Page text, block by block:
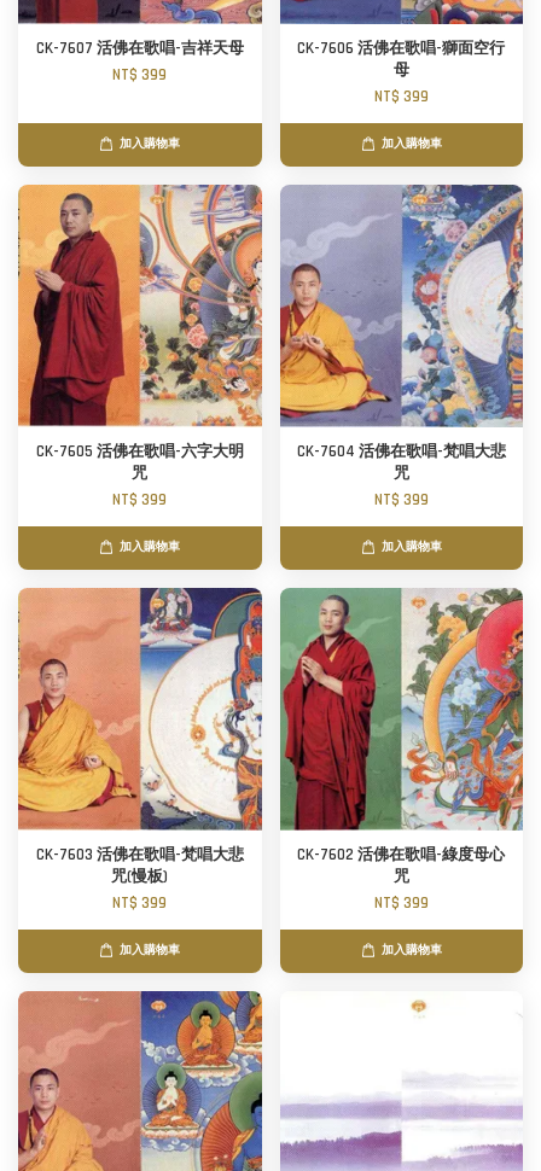
CK-7607 活佛在歌唱-吉祥天母
NT$ 399
加入購物車
CK-7606 活佛在歌唱-獅面空行
母
NT$ 399
加入購物車
CK-7605 活佛在歌唱-六字大明
咒
NT$ 399
加入購物車
CK-7604 活佛在歌唱-梵唱大悲
咒
NT$ 399
加入購物車
CK-7603 活佛在歌唱-梵唱大悲
咒(慢板)
NT$ 399
加入購物車
CK-7602 活佛在歌唱-綠度母心
咒
NT$ 399
加入購物車